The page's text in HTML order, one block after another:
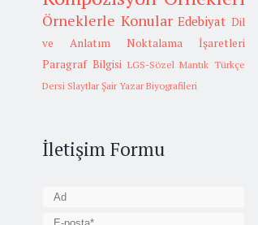
Örneklerle Konular Edebiyat Dil
ve Anlatım
Noktalama İşaretleri
Paragraf Bilgisi LGS-Sözel Mantık Türkçe
Dersi Slaytlar Şair Yazar Biyografileri
İletişim Formu